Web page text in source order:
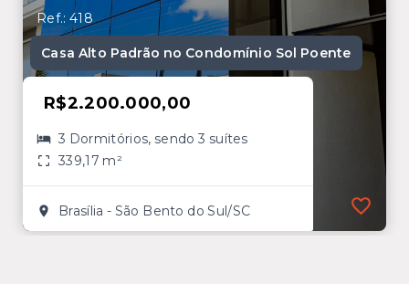
Ref.: 418
Casa Alto Padrão no Condomínio Sol Poente
R$2.200.000,00
3 Dormitórios, sendo 3 suítes
339,17 m²
Brasília - São Bento do Sul/SC